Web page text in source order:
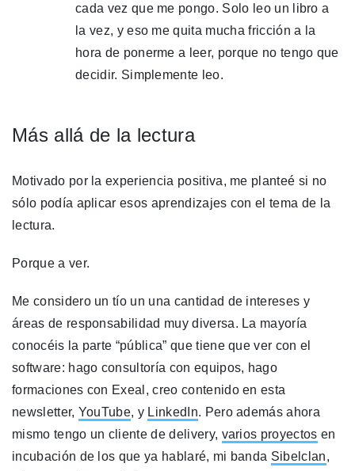
cada vez que me pongo. Solo leo un libro a
la vez, y eso me quita mucha fricción a la
hora de ponerme a leer, porque no tengo que
decidir. Simplemente leo.
Más allá de la lectura
Motivado por la experiencia positiva, me planteé si no
sólo podía aplicar esos aprendizajes con el tema de la
lectura.
Porque a ver.
Me considero un tío un una cantidad de intereses y
áreas de responsabilidad muy diversa. La mayoría
conocéis la parte “pública” que tiene que ver con el
software: hago consultoría con equipos, hago
formaciones con Exeal, creo contenido en esta
newsletter, YouTube, y LinkedIn. Pero además ahora
mismo tengo un cliente de delivery, varios proyectos en
incubación de los que ya hablaré, mi banda Sibelclan,